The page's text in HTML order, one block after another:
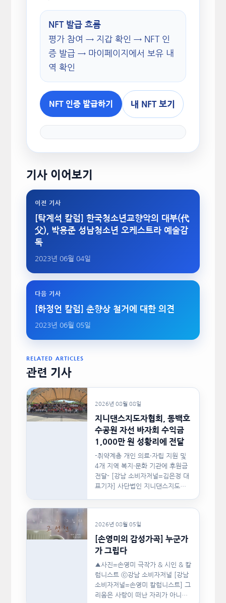
NFT 발급 흐름
평가 참여 → 지갑 확인 → NFT 인
증 발급 → 마이페이지에서 보유 내
역 확인
NFT 인증 발급하기 내 NFT 보기
기사 이어보기
이전 기사
[탁계석 칼럼] 한국청소년교향악의 대부(代
父), 박용준 성남청소년 오케스트라 예술감
독
2023년 06월 04일
다음 기사
[하정언 칼럼] 춘향상 철거에 대한 의견
2023년 06월 05일
RELATED ARTICLES
관련 기사
2026년 08월 08일
지니댄스지도자협회, 동백호
수공원 자선 바자회 수익금
1,000만 원 성황리에 전달
-취약계층 개인 의료·자립 지원 및
4개 지역 복지·문화 기관에 후원금
전달- [강남 소비자저널=김은정 대
표기자] 사단법인 지니댄스지도자
2026년 08월 05일
[손영미의 감성가곡] 누군가
가 그립다
▲사진=손영미 극작가 & 시인 & 칼
럼니스트 ⓒ강남 소비자저널 [강남
소비자저널=손영미 칼럼니스트] 그
리움은 사랑이 떠난 자리가 아니라,